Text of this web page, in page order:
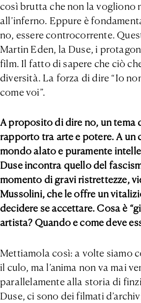
così brutta che non la vogliono
all’inferno. Eppure è
no, essere controcorrente.
Martin Eden, la Duse, i
film. Il fatto di sapere che ciò
diversità. La forza di dire “Io
come voi”.
A proposito di dire no, un tema
rapporto tra arte e potere. A un
mondo alato e puramente
Duse incontra quello del
momento di gravi ristrettezze,
Mussolini, che le offre un
decidere se accettare. Cosa è
artista? Quando e come deve
Mettiamola così: a volte siamo
il culo, ma l’anima non va mai
parallelamente alla storia di
Duse, ci sono dei filmati